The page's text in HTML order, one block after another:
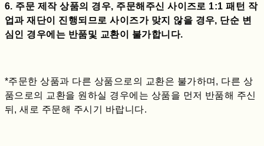
6. 주문 제작 상품의 경우, 주문해주신 사이즈로 1:1 패턴 작
업과 재단이 진행되므로 사이즈가 맞지 않을 경우, 단순 변
심인 경우에는 반품및 교환이 불가합니다.
*주문한 상품과 다른 상품으로의 교환은 불가하며, 다른 상
품으로의 교환을 원하실 경우에는 상품을 먼저 반품해 주신
뒤, 새로 주문해 주시기 바랍니다.